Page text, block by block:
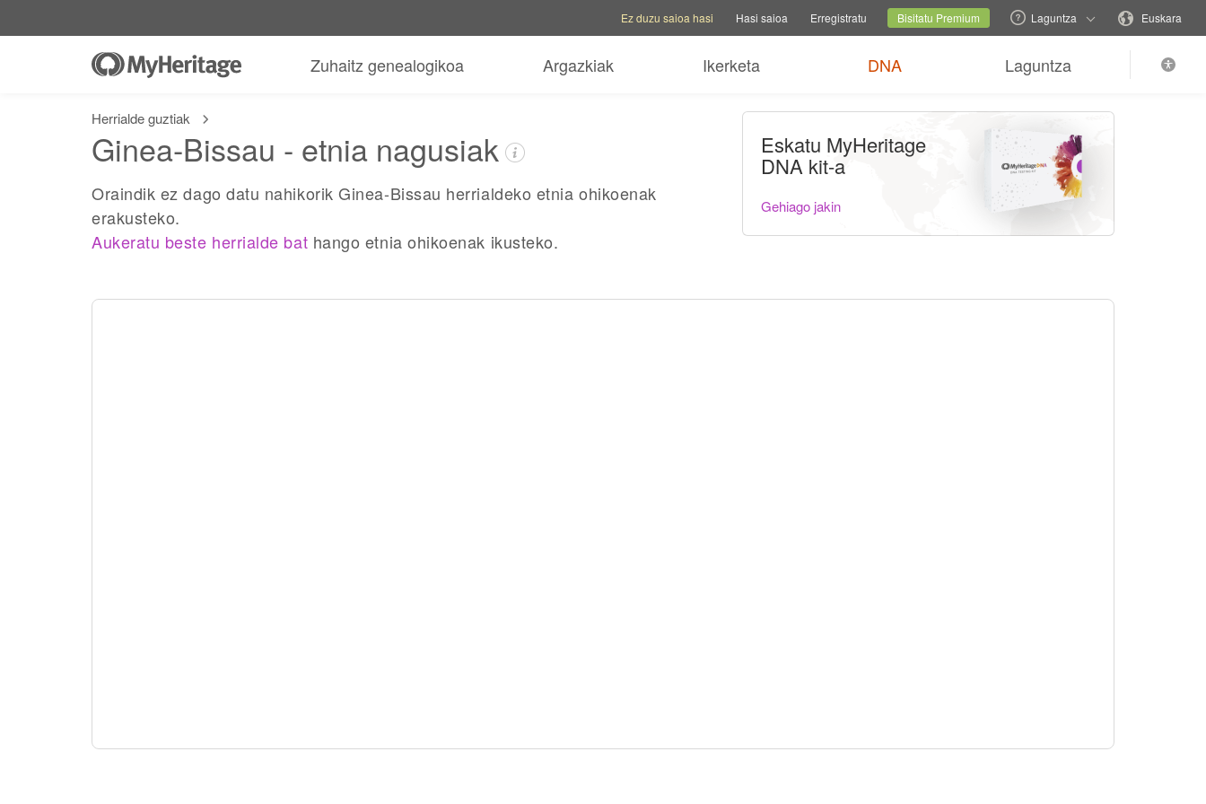
Uneko guneaAldatu hizkuntza
Ez duzu saioa hasi Hasi saioa Erregistratu Bisitatu Premium Laguntza Euskara
Zuhaitz genealogikoa Argazkiak Ikerketa DNA Laguntza
Herrialde guztiak
Ginea-Bissau - etnia nagusiak
Oraindik ez dago datu nahikorik Ginea-Bissau herrialdeko etnia ohikoenak
erakusteko.
Aukeratu beste herrialde bat hango etnia ohikoenak ikusteko.
Eskatu MyHeritage
DNA kit-a
Gehiago jakin